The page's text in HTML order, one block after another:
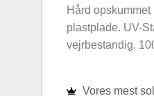
Hård
plastplade. UV-
vejrbestandig.
Vores mest